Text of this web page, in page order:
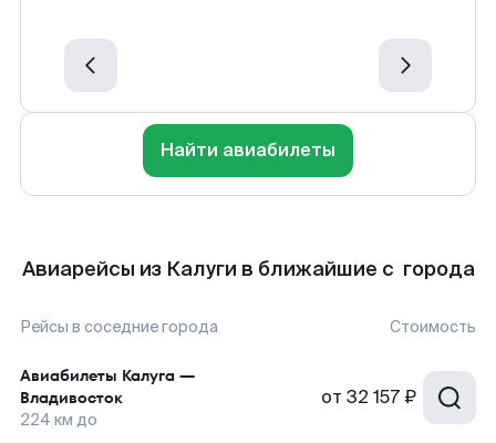
Найти авиабилеты
Авиарейсы из Калуги в ближайшие с города
Рейсы в соседние города Стоимость
Авиабилеты Калуга —
Владивосток
224 км до
от 32 157 ₽